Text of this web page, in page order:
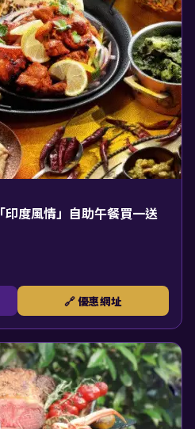
度風情」自助午餐買一送
🔗 優惠網址